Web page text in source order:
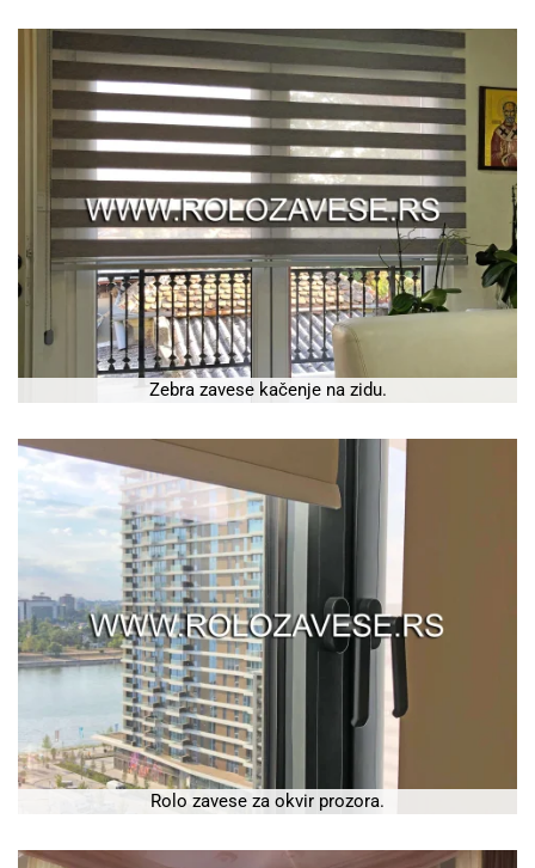
Zebra zavese kačenje na zidu.
Rolo zavese za okvir prozora.